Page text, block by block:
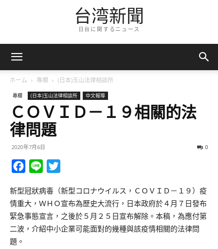
台湾新聞
日台に関するニュース
ホーム 專欄 (日本)玉山法律相談所
專欄 (日本)玉山法律相談所 中文報導
ＣＯＶＩＤ－１９相關的法
律問題
2020年7月6日 0
Facebook
Line
新型冠狀病毒（新型コロナウイルス，ＣＯＶＩＤ－１９）疫
情重大，ＷＨＯ宣布為歷史大流行，日本政府於４月７日發布
緊急事態宣言，之後於５月２５日宣布解除。本稿，為應付第
二波，介紹中小企業可能面對的幾種與該疫情相關的法律問
題。